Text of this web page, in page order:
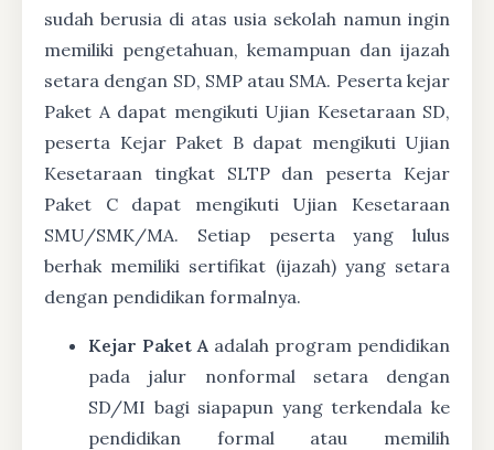
sudah berusia di atas usia sekolah namun ingin
memiliki pengetahuan, kemampuan dan ijazah
setara dengan SD, SMP atau SMA. Peserta kejar
Paket A dapat mengikuti Ujian Kesetaraan SD,
peserta Kejar Paket B dapat mengikuti Ujian
Kesetaraan tingkat SLTP dan peserta Kejar
Paket C dapat mengikuti Ujian Kesetaraan
SMU/SMK/MA. Setiap peserta yang lulus
berhak memiliki sertifikat (ijazah) yang setara
dengan pendidikan formalnya.
Kejar Paket A adalah program pendidikan
pada jalur nonformal setara dengan
SD/MI bagi siapapun yang terkendala ke
pendidikan formal atau memilih